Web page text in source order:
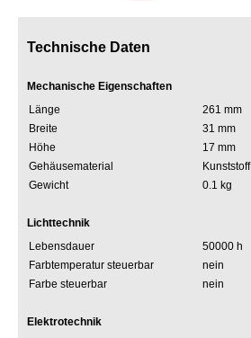
Technische Daten
Mechanische Eigenschaften
Länge
261 mm
Breite
31 mm
Höhe
17 mm
Gehäusematerial
Kunststoff
Gewicht
0.1 kg
Lichttechnik
Lebensdauer
50000 h
Farbtemperatur steuerbar
nein
Farbe steuerbar
nein
Elektrotechnik